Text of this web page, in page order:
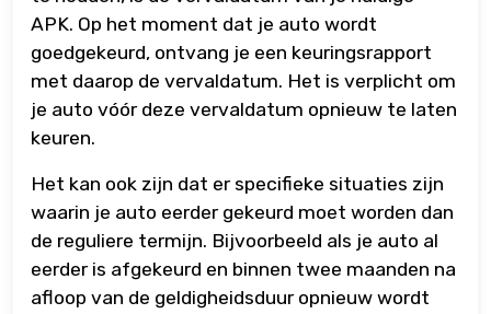
APK. Op het moment dat je auto wordt
goedgekeurd, ontvang je een keuringsrapport
met daarop de vervaldatum. Het is verplicht om
je auto vóór deze vervaldatum opnieuw te laten
keuren.
Het kan ook zijn dat er specifieke situaties zijn
waarin je auto eerder gekeurd moet worden dan
de reguliere termijn. Bijvoorbeeld als je auto al
eerder is afgekeurd en binnen twee maanden na
afloop van de geldigheidsduur opnieuw wordt